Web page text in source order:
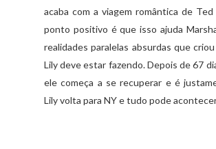
acaba com a viagem romântica de
ponto positivo é que isso ajuda
realidades paralelas absurdas que
Lily deve estar fazendo. Depois de 67
ele começa a se recuperar e é
Lily volta para NY e tudo pode